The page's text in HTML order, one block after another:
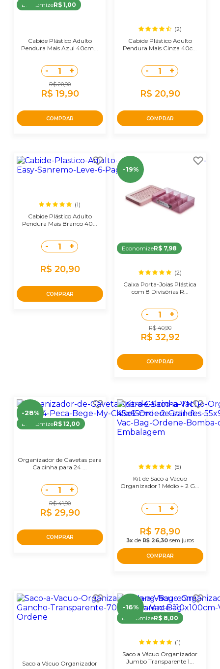
EconomizeR$ 1,00
Cabide Plástico Adulto
Pendura Mais Azul 40cm...
- 1 +
R$ 20,90
R$ 19,90
COMPRAR
(2)
Cabide Plástico Adulto
Pendura Mais Cinza 40c...
- 1 +
R$ 20,90
COMPRAR
(1)
Cabide Plástico Adulto
Pendura Mais Branco 40...
- 1 +
R$ 20,90
COMPRAR
-19%
EconomizeR$ 7,98
(2)
Caixa Porta-Joias Plástica
com 8 Divisórias R...
- 1 +
R$ 40,90
R$ 32,92
COMPRAR
-28%
EconomizeR$ 12,00
Organizador de Gavetas para
Calcinha para 24 ...
- 1 +
R$ 41,90
R$ 29,90
COMPRAR
(5)
Kit de Saco a Vácuo
Organizador 1 Médio + 2 G...
- 1 +
R$ 78,90
3xde R$ 26,30sem juros
COMPRAR
Saco a Vácuo Organizador
-16%
EconomizeR$ 8,00
(1)
Saco a Vácuo Organizador
Jumbo Transparente 1...